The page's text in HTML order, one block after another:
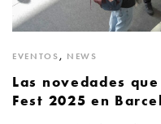
EVENTOS , NEWS
Las novedades
Fest 2025 en